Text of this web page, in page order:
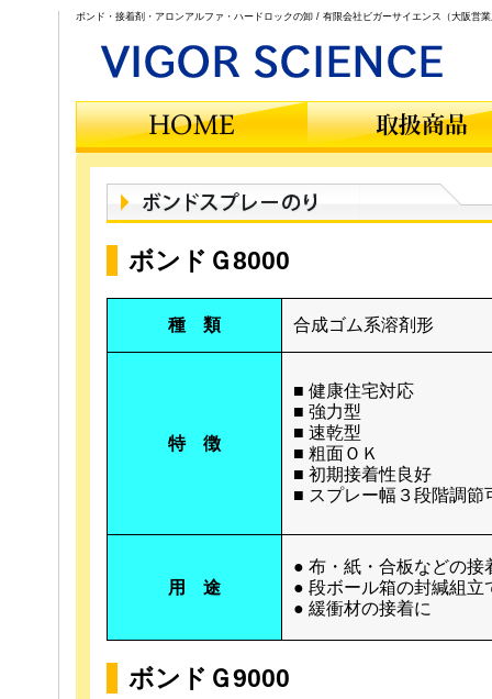
ボンド・接着剤・アロンアルファ・ハードロックの卸 / 有限会社ビガーサイエンス（大阪営
ボンドＧ8000
種 類 合成ゴム系溶剤形
特 徴
■ 健康住宅対応
■ 強力型
■ 速乾型
■ 粗面ＯＫ
■ 初期接着性良好
■ スプレー幅３段階調節
用 途
● 布・紙・合板などの接
● 段ボール箱の封緘組立
● 緩衝材の接着に
ボンドＧ9000